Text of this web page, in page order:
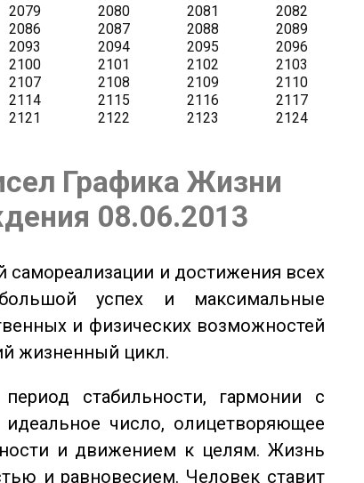
Графика Жизни
08.06.2013
самореализации и достижения всех
успех и максимальные
и физических возможностей
жизненный цикл.
стабильности, гармонии с
число, олицетворяющее
и движением к целям. Жизнь
и равновесием. Человек ставит